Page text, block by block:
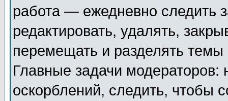
работа — ежедневно следить
редактировать, удалять,
перемещать и разделять
Главные задачи
оскорблений, следить, чтобы